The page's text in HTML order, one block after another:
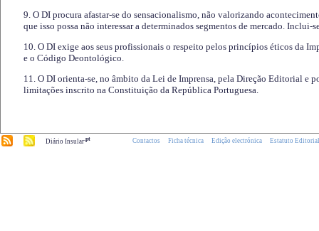
9. O DI procura afastar-se do sensacionalismo, não valorizando
que isso possa não interessar a determinados segmentos de mercado.
10. O DI exige aos seus profissionais o respeito pelos princípios éticos da
e o Código Deontológico.
11. O DI orienta-se, no âmbito da Lei de Imprensa, pela Direção Editorial e
limitações inscrito na Constituição da República Portuguesa.
Diário Insular.pt Contactos Ficha técnica Edição electrónica Estatuto Editorial